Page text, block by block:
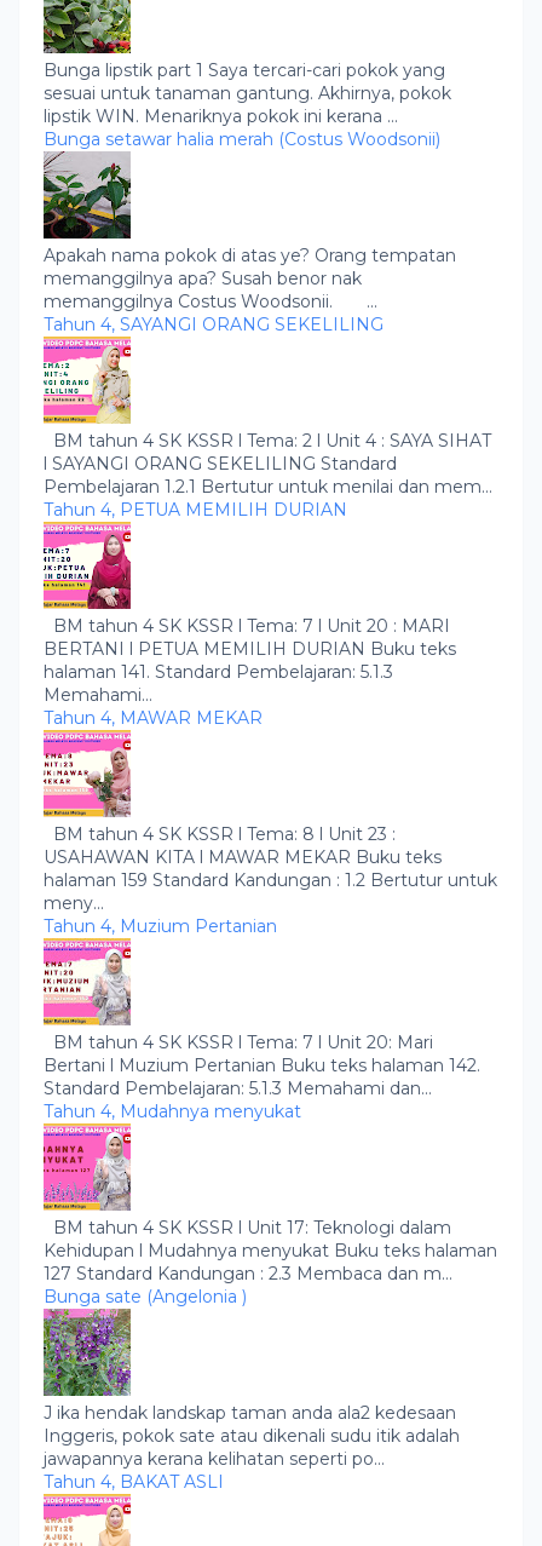
Bunga lipstik part 1 Saya tercari-cari pokok yang
sesuai untuk tanaman gantung. Akhirnya, pokok
lipstik WIN. Menariknya pokok ini kerana ...
Bunga setawar halia merah (Costus Woodsonii)
Apakah nama pokok di atas ye? Orang tempatan
memanggilnya apa? Susah benor nak
memanggilnya Costus Woodsonii. ...
Tahun 4, SAYANGI ORANG SEKELILING
BM tahun 4 SK KSSR l Tema: 2 l Unit 4 : SAYA SIHAT
l SAYANGI ORANG SEKELILING Standard
Pembelajaran 1.2.1 Bertutur untuk menilai dan mem...
Tahun 4, PETUA MEMILIH DURIAN
BM tahun 4 SK KSSR l Tema: 7 l Unit 20 : MARI
BERTANI l PETUA MEMILIH DURIAN Buku teks
halaman 141. Standard Pembelajaran: 5.1.3
Memahami...
Tahun 4, MAWAR MEKAR
BM tahun 4 SK KSSR l Tema: 8 l Unit 23 :
USAHAWAN KITA l MAWAR MEKAR Buku teks
halaman 159 Standard Kandungan : 1.2 Bertutur untuk
meny...
Tahun 4, Muzium Pertanian
BM tahun 4 SK KSSR l Tema: 7 l Unit 20: Mari
Bertani l Muzium Pertanian Buku teks halaman 142.
Standard Pembelajaran: 5.1.3 Memahami dan...
Tahun 4, Mudahnya menyukat
BM tahun 4 SK KSSR l Unit 17: Teknologi dalam
Kehidupan l Mudahnya menyukat Buku teks halaman
127 Standard Kandungan : 2.3 Membaca dan m...
Bunga sate (Angelonia )
J ika hendak landskap taman anda ala2 kedesaan
Inggeris, pokok sate atau dikenali sudu itik adalah
jawapannya kerana kelihatan seperti po...
Tahun 4, BAKAT ASLI